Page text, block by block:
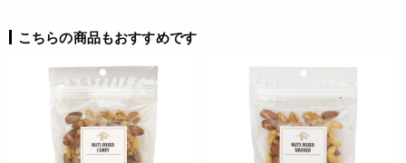
栄養成分表示
(１袋(75ｇ)当たり) エネルギー 225kcal たんぱく質 6.4g 脂質
1.3g 炭水化物 46.8g 食塩相当量 10.6g *この表示値は、目安
です。
ご利用方法
こちらの商品もおすすめです